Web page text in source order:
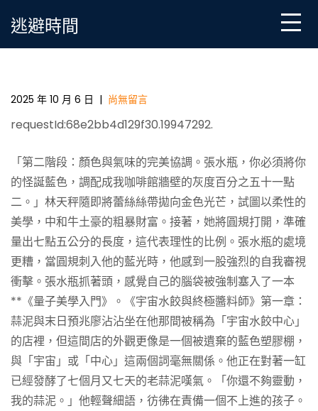
逃避時間
《劍客》存亡決斗出不測 張甜心寶貝專包養網赫被劃
2025 年 10 月 6 日 | 尚無留言
requestId:68e2bb4d129f30.19947292.
「第二階段：顏色與氣味的完美協調。張水瓶，你必須將你
的怪誕藍色，調配成我咖啡館牆壁的灰度百分之五十一點
二。」林天秤隨即將蕾絲絲帶拋向金色光芒，試圖以柔性的
美學，中和牛土豪的粗暴財富。接著，她將圓規打開，準確
量出七點五公分的長度，這代表理性的比例。張水瓶的處境
更糟，當圓規刺入他的藍光時，他感到一股強烈的自我審視
衝擊。張水瓶抓著頭，感覺自己的腦袋被強制塞入了一本
**《量子美學入門》。《宇宙水餃與終極醬料師》第一章：
蒜泥與末日預兆廖沾沾坐在他那間被稱為「宇宙水餃中心」
的店裡，但這間店的外觀更像是一個被遺棄的藍色塑膠棚，
與「宇宙」或「中心」這兩個詞毫無關係。他正在對著一缸
已經發酵了七個月又七天的老蒜泥嘆氣。「你還不夠靈動，
我的蒜泥。」他輕聲細語，彷彿在責備一個不上進的孩子。